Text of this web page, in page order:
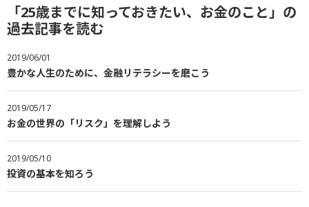
「25歳までに知っておきたい、お金のこと」の
過去記事を読む
2019/06/01
豊かな人生のために、金融リテラシーを磨こう
2019/05/17
お金の世界の「リスク」を理解しよう
2019/05/10
投資の基本を知ろう